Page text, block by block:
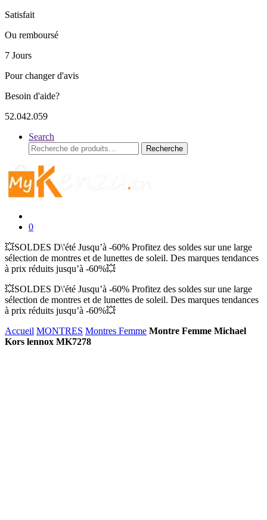
Satisfait
Ou remboursé
7 Jours
Pour changer d'avis
Besoin d'aide?
52.042.059
Search
Recherche
pour :
Recherche
0
💥SOLDES D\'été Jusqu’à -60% Profitez des soldes sur une large
sélection de montres et de lunettes de soleil. Des marques tendances
à prix réduits jusqu’à -60%💥
💥SOLDES D\'été Jusqu’à -60% Profitez des soldes sur une large
sélection de montres et de lunettes de soleil. Des marques tendances
à prix réduits jusqu’à -60%💥
Accueil MONTRES Montres Femme Montre Femme Michael
Kors lennox MK7278